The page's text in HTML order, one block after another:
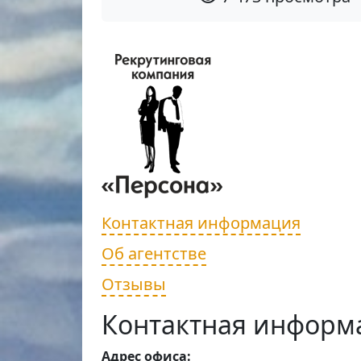
Контактная информация
Об агентстве
Отзывы
Контактная
Адрес офиса: